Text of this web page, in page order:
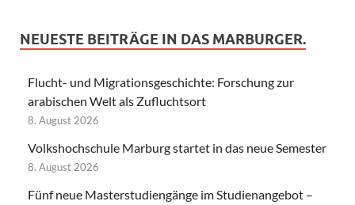
NEUESTE BEITRÄGE IN DAS MARBURGER.
Flucht- und Migrationsgeschichte: Forschung zur
arabischen Welt als Zufluchtsort
8. August 2026
Volkshochschule Marburg startet in das neue Semester
8. August 2026
Fünf neue Masterstudiengänge im Studienangebot –